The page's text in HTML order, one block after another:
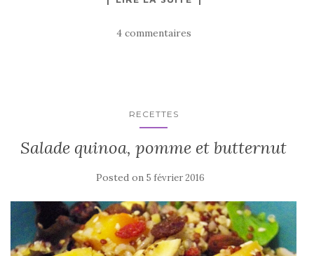
4 commentaires
RECETTES
Salade quinoa, pomme et butternut
Posted on 5 février 2016